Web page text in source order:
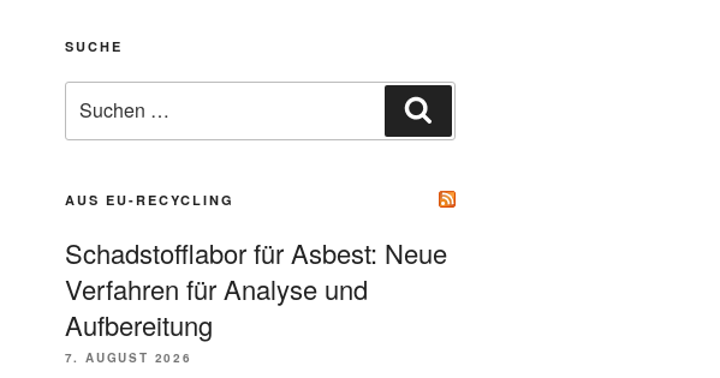
SUCHE
nach:
AUS EU-RECYCLING
Schadstofflabor für Asbest: Neue
Verfahren für Analyse und
Aufbereitung
7. AUGUST 2026